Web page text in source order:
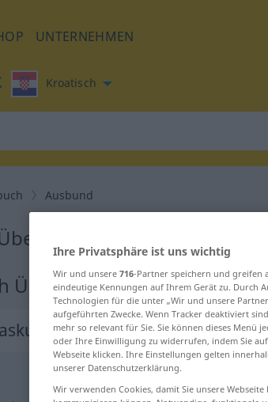
UNTERNEHMEN
Kroatisch
Ausbund
für "Ausbund"
Übersetzung
Ihre Privatsphäre ist uns wichtig
Wir und unsere 716-Partner speichern und greifen
eindeutige Kennungen auf Ihrem Gerät zu. Durch
Technologien für die unter „Wir und unsere
aufgeführten Zwecke. Wenn Tracker deaktiviert
mehr so relevant für Sie. Sie können dieses Menü
oder Ihre Einwilligung zu widerrufen, indem Sie
Webseite klicken. Ihre Einstellungen gelten
unserer Datenschutzerklärung.
Wir verwenden Cookies, damit Sie unsere